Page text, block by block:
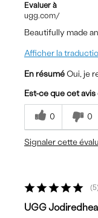
Evaluer à
ugg.com/
Beautifully made
Afficher la
En résumé Oui, je
Est-ce que cet
0 0
Signaler cette
5
UGG